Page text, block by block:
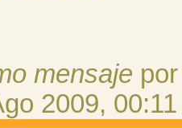
mensaje
2009, 00:11